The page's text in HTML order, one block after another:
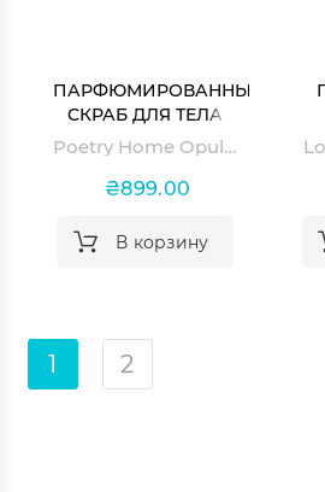
ПАРФЮМИРОВАННЫЙ
СКРАБ ДЛЯ ТЕЛА
POETRY HOME
OPULENCE ROUGE
Poetry Home Opulence Rouge
₴899.00
В корзину
1 2